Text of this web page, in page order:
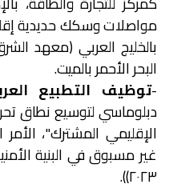
مواصلات وسكك حديدية
البحر الأحمر بالميت.
-توظيف التطبيع
دبلوماسي لتوسيع نطاق
الإقليمي المشترك"،
غير مسبوق في البنية
٢٠٢٣)).